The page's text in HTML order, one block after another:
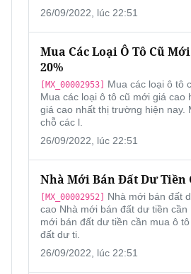
26/09/2022, lúc 22:51
Mua Các Loại Ô Tô Cũ
20%
[MX_00002953]
Mua các loại ô tô
Mua các loại ô tô cũ mới giá
giá cao nhất thị trường hiện nay.
chỗ các l.
26/09/2022, lúc 22:51
Nhà Mới Bán Đất Dư Tiền
[MX_00002952]
Nhà mới bán đất
cao Nhà mới bán đất dư tiền
mới bán đất dư tiền cần mua ô
đất dư ti.
26/09/2022, lúc 22:51